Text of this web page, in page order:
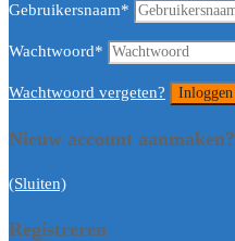
Gebruikersnaam*
Wachtwoord*
Wachtwoord vergeten?
Nieuw account aanmaken?
(Sluiten)
Registreren